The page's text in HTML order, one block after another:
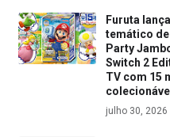
Furuta
temático
Party
Switch 2
TV com 15
julho 30, 2026